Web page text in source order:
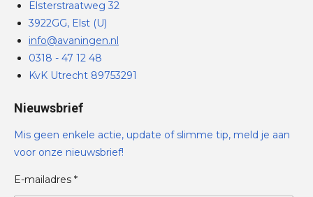
Elsterstraatweg 32
3922GG, Elst (U)
info@avaningen.nl
0318 - 47 12 48
KvK Utrecht 89753291
Nieuwsbrief
Mis geen enkele actie, update of slimme tip, meld je aan
voor onze nieuwsbrief!
E-mailadres *